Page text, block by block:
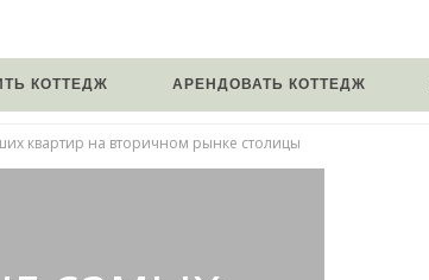
КОТТЕДЖ АРЕНДОВАТЬ КОТТЕДЖ
квартир на вторичном рынке столицы